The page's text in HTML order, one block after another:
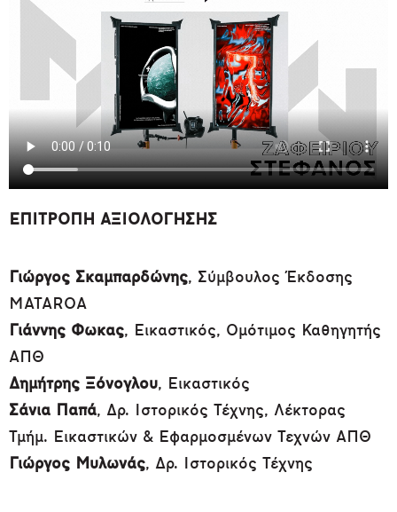
ΕΠΙΤΡΟΠΗ ΑΞΙΟΛΟΓΗΣΗΣ
Γιώργος Σκαμπαρδώνης, Σύμβουλος Έκδοσης
MATAROA
Γιάννης Φωκας, Εικαστικός, Ομότιμος Καθηγητής
ΑΠΘ
Δημήτρης Ξόνογλου, Εικαστικός
Σάνια Παπά, Δρ. Ιστορικός Τέχνης, Λέκτορας
Τμήμ. Εικαστικών & Εφαρμοσμένων Τεχνών ΑΠΘ
Γιώργος Μυλωνάς, Δρ. Ιστορικός Τέχνης